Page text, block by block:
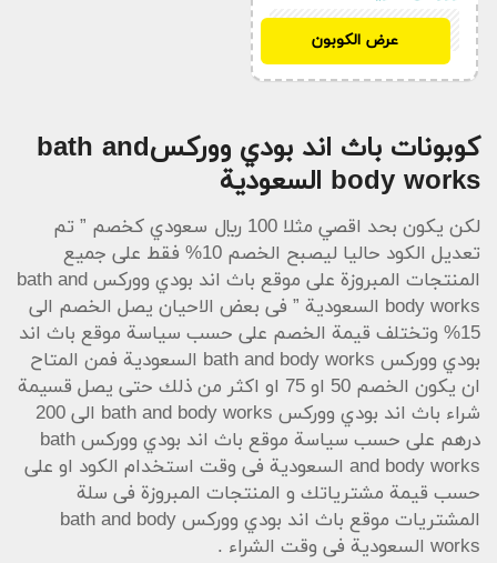
عرض الكوبون
كوبونات باث اند بودي ووركسbath and
body works السعودية
لكن يكون بحد اقصي مثلا 100 ريال سعودي كخصم ” تم
تعديل الكود حاليا ليصبح الخصم 10% فقط على جميع
المنتجات المبروزة على موقع باث اند بودي ووركس bath and
body works السعودية ” فى بعض الاحيان يصل الخصم الى
15% وتختلف قيمة الخصم على حسب سياسة موقع باث اند
بودي ووركس bath and body works السعودية فمن المتاح
ان يكون الخصم 50 او 75 او اكثر من ذلك حتى يصل قسيمة
شراء باث اند بودي ووركس bath and body works الى 200
درهم على حسب سياسة موقع باث اند بودي ووركس bath
and body works السعودية فى وقت استخدام الكود او على
حسب قيمة مشترياتك و المنتجات المبروزة فى سلة
المشتريات موقع باث اند بودي ووركس bath and body
works السعودية فى وقت الشراء .